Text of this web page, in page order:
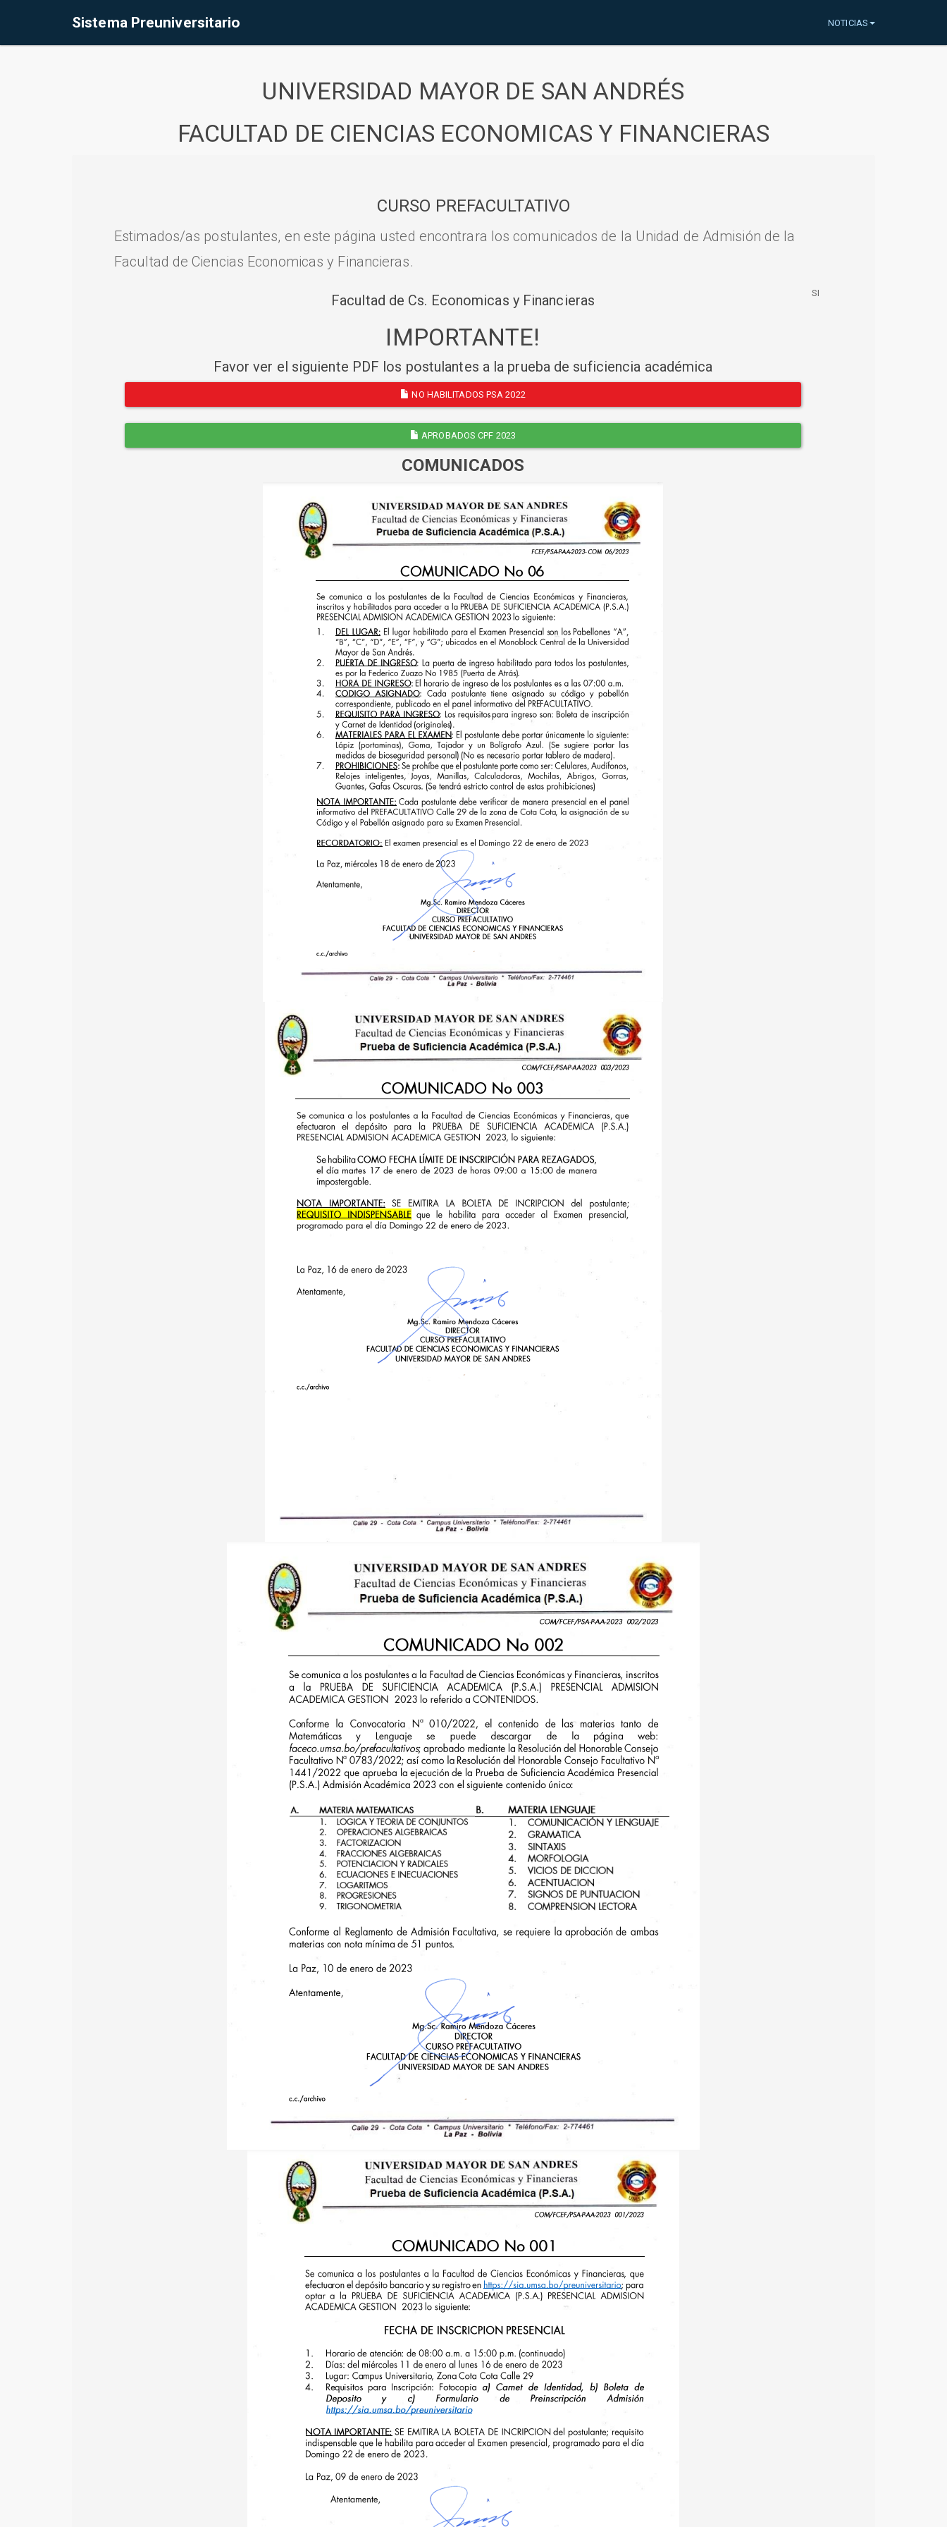
Sistema Preuniversitario NOTICIAS
UNIVERSIDAD MAYOR DE SAN ANDRÉS
FACULTAD DE CIENCIAS ECONOMICAS Y FINANCIERAS
CURSO PREFACULTATIVO
Estimados/as postulantes, en este página usted encontrara los comunicados de la Unidad de Admisión de la
Facultad de Ciencias Economicas y Financieras.
Facultad de Cs. Economicas y Financieras
IMPORTANTE!
Favor ver el siguiente PDF los postulantes a la prueba de suficiencia académica
NO HABILITADOS PSA 2022
APROBADOS CPF 2023
COMUNICADOS
SI